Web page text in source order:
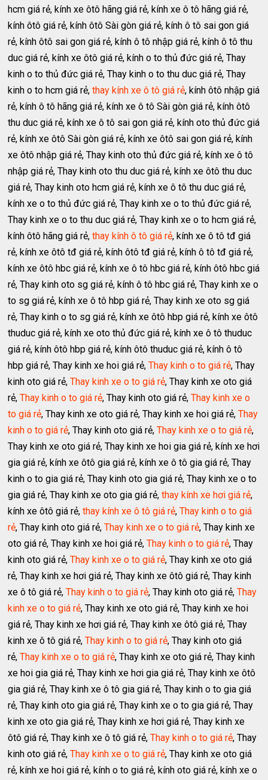
hcm giá rẻ, kính xe ôtô hãng giá rẻ, kính xe ô tô hãng giá rẻ,
kính ôtô giá rẻ, kính ôtô Sài gòn giá rẻ, kính ô tô sai gon giá
rẻ, kính ôtô sai gon giá rẻ, kính ô tô nhập giá rẻ, kính ô tô thu
duc giá rẻ, kính xe ôtô giá rẻ, kính o to thủ đức giá rẻ, Thay
kinh o to thủ đức giá rẻ, Thay kinh o to thu duc giá rẻ, Thay
kinh o to hcm giá rẻ,thay kính xe ô tô giá rẻ, kính ôtô nhập giá
rẻ, kính ô tô hãng giá rẻ, kính xe ô tô Sài gòn giá rẻ, kính ôtô
thu duc giá rẻ, kính xe ô tô sai gon giá rẻ, kính oto thủ đức giá
rẻ, kính xe ôtô Sài gòn giá rẻ, kính xe ôtô sai gon giá rẻ, kính
xe ôtô nhập giá rẻ, Thay kinh oto thủ đức giá rẻ, kính xe ô tô
nhập giá rẻ, Thay kinh oto thu duc giá rẻ, kính xe ôtô thu duc
giá rẻ, Thay kinh oto hcm giá rẻ, kính xe ô tô thu duc giá rẻ,
kính xe o to thủ đức giá rẻ, Thay kinh xe o to thủ đức giá rẻ,
Thay kinh xe o to thu duc giá rẻ, Thay kinh xe o to hcm giá rẻ,
kính ôtô hãng giá rẻ,thay kính ô tô giá rẻ, kính xe ô tô tđ giá
rẻ, kính xe ôtô tđ giá rẻ, kính ôtô tđ giá rẻ, kính ô tô tđ giá rẻ,
kính xe ôtô hbc giá rẻ, kính xe ô tô hbc giá rẻ, kính ôtô hbc giá
rẻ, Thay kinh oto sg giá rẻ, kính ô tô hbc giá rẻ, Thay kinh xe o
to sg giá rẻ, kính xe ô tô hbp giá rẻ, Thay kinh xe oto sg giá
rẻ, Thay kinh o to sg giá rẻ, kính xe ôtô hbp giá rẻ, kính xe ôtô
thuduc giá rẻ, kính xe oto thủ đức giá rẻ, kính xe ô tô thuduc
giá rẻ, kính ôtô hbp giá rẻ, kính ôtô thuduc giá rẻ, kính ô tô
hbp giá rẻ, Thay kinh xe hoi giá rẻ,Thay kinh o to giá rẻ, Thay
kinh oto giá rẻ,Thay kinh xe o to giá rẻ, Thay kinh xe oto giá
rẻ,Thay kinh o to giá rẻ, Thay kinh oto giá rẻ,Thay kinh xe o
to giá rẻ, Thay kinh xe oto giá rẻ, Thay kinh xe hoi giá rẻ,Thay
kinh o to giá rẻ, Thay kinh oto giá rẻ,Thay kinh xe o to giá rẻ,
Thay kinh xe oto giá rẻ, Thay kinh xe hoi gia giá rẻ, kính xe hơi
gia giá rẻ, kính xe ôtô gia giá rẻ, kính xe ô tô gia giá rẻ, Thay
kinh o to gia giá rẻ, Thay kinh oto gia giá rẻ, Thay kinh xe o to
gia giá rẻ, Thay kinh xe oto gia giá rẻ,thay kính xe hơi giá rẻ,
kính xe ôtô giá rẻ,thay kính xe ô tô giá rẻ,Thay kinh o to giá
rẻ, Thay kinh oto giá rẻ,Thay kinh xe o to giá rẻ, Thay kinh xe
oto giá rẻ, Thay kinh xe hoi giá rẻ,Thay kinh o to giá rẻ, Thay
kinh oto giá rẻ,Thay kinh xe o to giá rẻ, Thay kinh xe oto giá
rẻ, Thay kinh xe hơi giá rẻ, Thay kinh xe ôtô giá rẻ, Thay kinh
xe ô tô giá rẻ,Thay kinh o to giá rẻ, Thay kinh oto giá rẻ,Thay
kinh xe o to giá rẻ, Thay kinh xe oto giá rẻ, Thay kinh xe hoi
giá rẻ, Thay kinh xe hơi giá rẻ, Thay kinh xe ôtô giá rẻ, Thay
kinh xe ô tô giá rẻ,Thay kinh o to giá rẻ, Thay kinh oto giá
rẻ,Thay kinh xe o to giá rẻ, Thay kinh xe oto giá rẻ, Thay kinh
xe hoi gia giá rẻ, Thay kinh xe hơi gia giá rẻ, Thay kinh xe ôtô
gia giá rẻ, Thay kinh xe ô tô gia giá rẻ, Thay kinh o to gia giá
rẻ, Thay kinh oto gia giá rẻ, Thay kinh xe o to gia giá rẻ, Thay
kinh xe oto gia giá rẻ, Thay kinh xe hơi giá rẻ, Thay kinh xe
ôtô giá rẻ, Thay kinh xe ô tô giá rẻ,Thay kinh o to giá rẻ, Thay
kinh oto giá rẻ,Thay kinh xe o to giá rẻ, Thay kinh xe oto giá
rẻ, kính xe hoi giá rẻ, kính o to giá rẻ, kính oto giá rẻ, kính xe o